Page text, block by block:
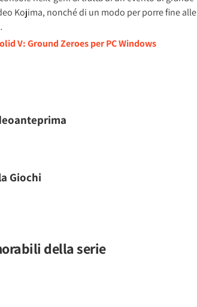
Kojima, nonché di un modo per porre fine alle
V: Ground Zeroes per PC Windows
Giochi
della serie